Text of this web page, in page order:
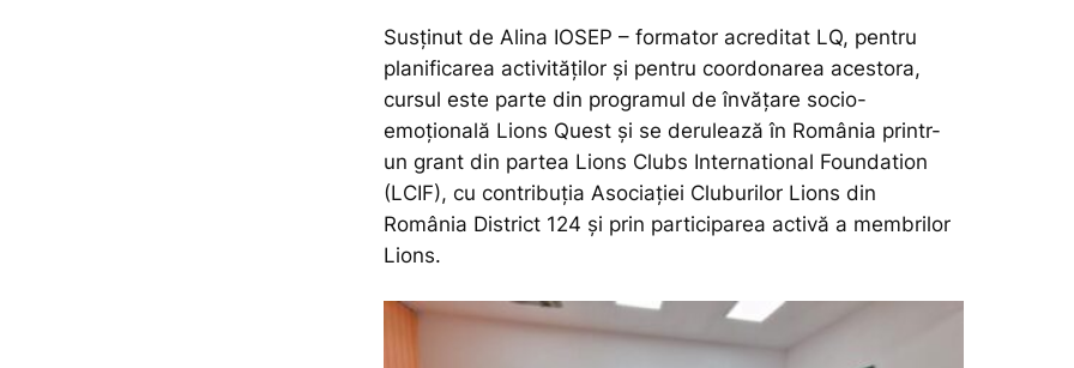
Susținut de Alina IOSEP – formator acreditat LQ, pentru
planificarea activităţilor şi pentru coordonarea acestora,
cursul este parte din programul de învăţare socio-
emoţională Lions Quest și se derulează în România printr-
un grant din partea Lions Clubs International Foundation
(LCIF), cu contribuția Asociației Cluburilor Lions din
România District 124 și prin participarea activă a membrilor
Lions.